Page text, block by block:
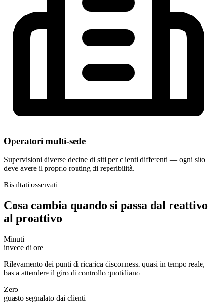
Operatori multi-sede
Supervisioni diverse decine di siti per clienti differenti — ogni sito
deve avere il proprio routing di reperibilità.
Risultati osservati
Cosa cambia quando si passa dal reattivo
al proattivo
Minuti
invece di ore
Rilevamento dei punti di ricarica disconnessi quasi in tempo reale,
basta attendere il giro di controllo quotidiano.
Zero
guasto segnalato dai clienti